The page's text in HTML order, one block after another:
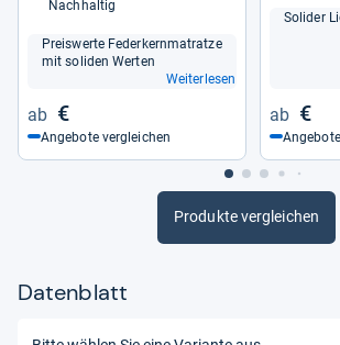
Nachhaltig
Preis­werte Feder­kern­ma­tratze
mit soli­den Wer­ten
Weiterlesen
€
Angebote vergleichen
tratze
Soli­der
€
Produkte vergleichen
Datenblatt